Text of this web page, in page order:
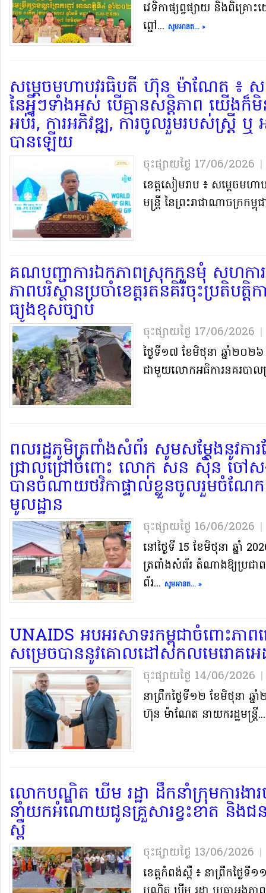
វេទិកា​ផ្សព្វផ្សាយ និង​ពិគ្រោ
ព្នៅ... សូមអានត... »
សម្តេច​មហា​បវរ​ធិបតី ហ៊ុន ម៉ា​ណែ​ត ៖ ស
នៃ​អ្វីៗ​ទាំងអស់ បើ​គ្មាន​សន្តិភាព យើង​
អប់រំ​, ការអភិវឌ្ឍ​, ការចូលរួម​របស់​ស្ត្រី
បាន​ឡើយ​
ចុះផ្សាយថ្ងៃ​ 17/06/2026 |
ខេត្តសៀមរាប ៖ សម្តេច​មហ
មន្ត្រី នៃ​ព្រះរាជាណាចក្រ​កម្ពុ
គណបញ្ជាការ​ឯកភាព​ស្រុក​កូន​មុំ សហការ​
ភាព​បរិស្ថាន​ប្រចាំ​ខេត្ត​រតនគិរី​ចុះ​ប្រតិបត្តិ
ធ្យូង​ខុសច្បាប់​
ចុះផ្សាយថ្ងៃ​ 17/06/2026 |
ថ្ងៃទី​១៧ ខែមិថុនា ឆ្នាំ​២០
ជាមួយ​លោក​អធិការនគរបា
ពលរដ្ឋ​ភូមិ​ត្រពាំង​សំ​ព័រ សូម​សម្តែង​នូវ​ក
ជ្រាលជ្រៅ​ចំពោះ លោក សន ស៊ិន ចៅសង្
បាន​ចំណាយ​ថវិកា​ផ្ទាល់​ខ្លួន​ចូលរួម​ចំណែក​ក្
មូលដ្ឋាន​
ចុះផ្សាយថ្ងៃ​ 16/06/2026 |
នៅ​ថ្ងៃ​ទី 15 ខែមិថុនា ឆ្នាំ
ត្រពាំង​សំព័រ តំណាងឱ្យ​ប្រជា
ព័រ... សូមអានត... »
UNAIDS អបអរសាទរ​កម្ពុជា​ចំពោះ​ភា
សម្រេច​បាន​នូវ​គោលដៅ​សកល​មេរោគ​
ចុះផ្សាយថ្ងៃ​ 14/06/2026 |
នា​ព្រឹក​ថ្ងៃទី​១២ ខែមិថុនា ឆ្
ហ៊ុន ម៉ា​ណែ​ត នាយករដ្ឋមន្ត្រី
លោក​បណ្ឌិត ឃីម រដ្ឋា ដឹកនាំ​ក្រុម​ការង
នាំយក​អំណោយ​ជូន​គ្រួសារ​ខ្វះខាត និង​ជន
ស្ពឺ​
ចុះផ្សាយថ្ងៃ​ 13/06/2026 |
ខេត្ត​កំពង់ស្ពឺ ៖ នា​ព្រឹក​ថ្ងៃ